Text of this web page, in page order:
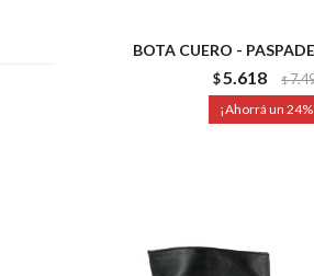
BOTA CUERO -
$5.618 $
24